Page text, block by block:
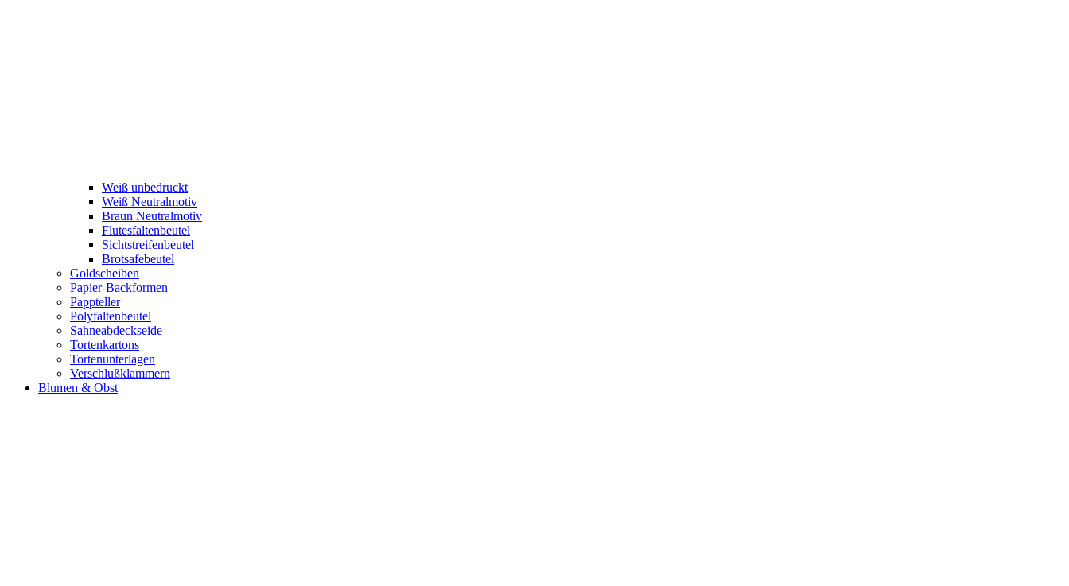
Weiß unbedruckt
Weiß Neutralmotiv
Braun Neutralmotiv
Flutesfaltenbeutel
Sichtstreifenbeutel
Brotsafebeutel
Goldscheiben
Papier-Backformen
Pappteller
Polyfaltenbeutel
Sahneabdeckseide
Tortenkartons
Tortenunterlagen
Verschlußklammern
Blumen & Obst